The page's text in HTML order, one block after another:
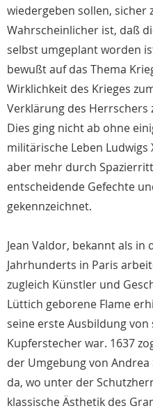
wiedergeben sollen,
Wahrscheinlicher ist, daß
selbst umgeplant worden
bewußt auf das Thema
Wirklichkeit des Krieges
Verklärung des Herrschers
Dies ging nicht ab ohne
militärische Leben Ludwigs
aber mehr durch
entscheidende Gefechte
gekennzeichnet.
Jean Valdor, bekannt als in
Jahrhunderts in Paris
zugleich Künstler und
Lüttich geborene Flame
seine erste Ausbildung
Kupferstecher war. 1637
der Umgebung von
da, wo unter der
klassische Ästhetik des